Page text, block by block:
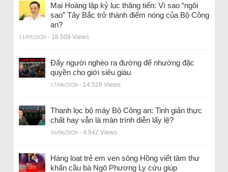
Mai Hoàng lập kỷ lục thăng tiến: Vì sao “ngôi
sao” Tây Bắc trở thành điểm nóng của Bộ Công
an?
11/05/2026 - 18.509 Views
Đẩy người nghèo ra đường để nhường đặc
quyền cho giới siêu giàu
17/06/2026 - 14.528 Views
Thanh lọc bộ máy Bộ Công an: Tinh giản thực
chất hay vẫn là màn trình diễn lấy lệ?
16/06/2026 - 4.942 Views
Hàng loạt trẻ em ven sông Hồng viết tâm thư
khẩn cầu bà Ngô Phương Ly cứu giúp